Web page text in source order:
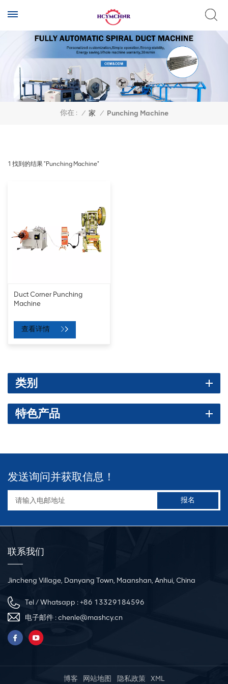
你在 : / 家 / Punching Machine
1 找到的结果 "Punching Machine"
Duct Corner Punching
Machine
查看详情
类别
特色产品
发送询问并获取信息！
联系我们
Jincheng Village, Danyang Town, Maanshan, Anhui, China
Tel / Whatsapp :+86 13329184596
电子邮件 :chenle@mashcy.cn
博客 网站地图 隐私政策 XML